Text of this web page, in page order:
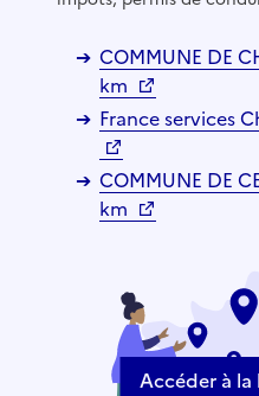
COMMUNE DE
km
France services
COMMUNE DE
km
Accéder à